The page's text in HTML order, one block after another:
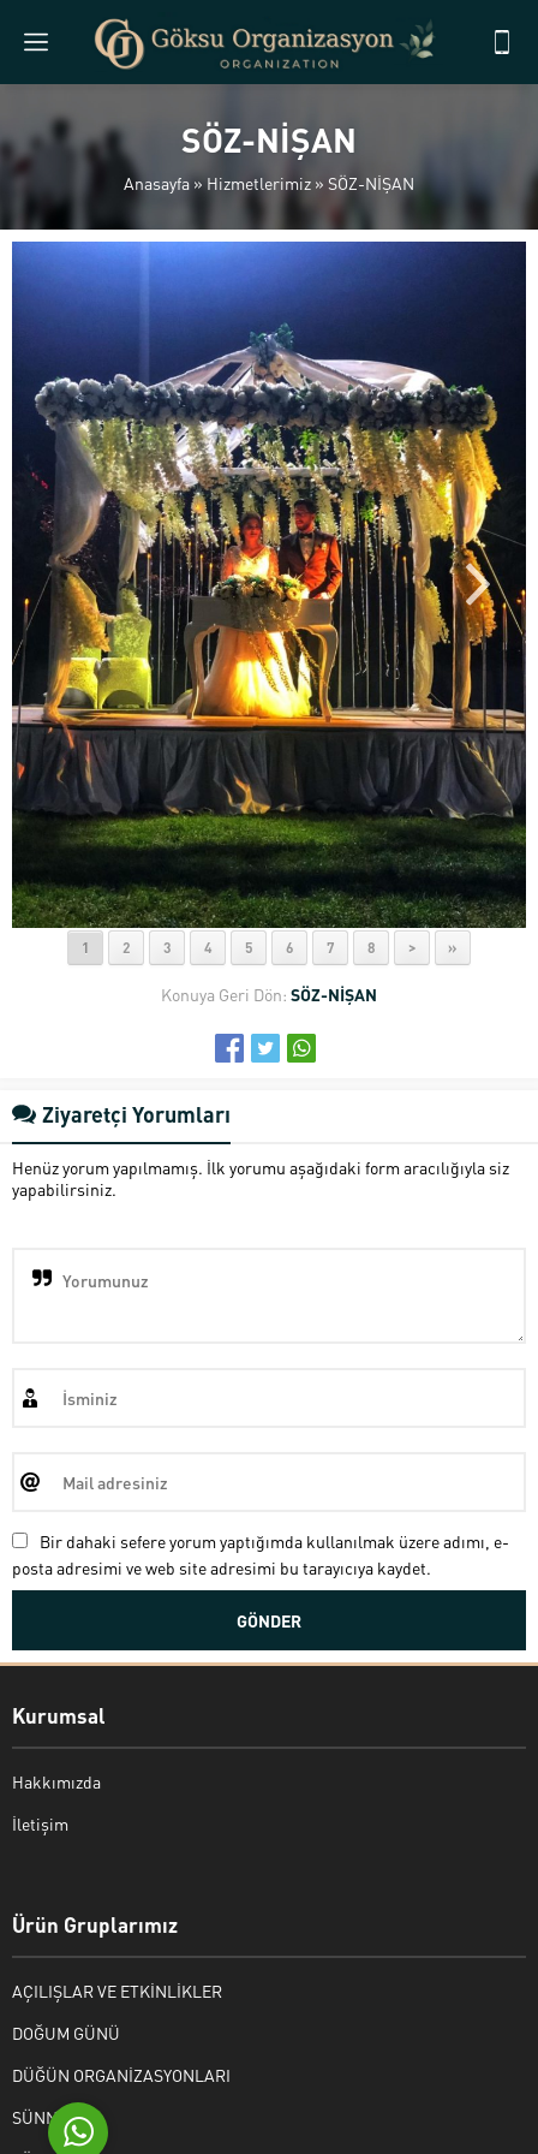
SÖZ-NİŞAN
Anasayfa »Hizmetlerimiz » SÖZ-NİŞAN
1 2 3 4 5 6 7 8 > »
Konuya Geri Dön: SÖZ-NİŞAN
Ziyaretçi Yorumları
Henüz yorum yapılmamış. İlk yorumu aşağıdaki form aracılığıyla siz
yapabilirsiniz.
Bir dahaki sefere yorum yaptığımda kullanılmak üzere adımı, e-
posta adresimi ve web site adresimi bu tarayıcıya kaydet.
Kurumsal
Hakkımızda
İletişim
Ürün Gruplarımız
AÇILIŞLAR VE ETKİNLİKLER
DOĞUM GÜNÜ
DÜĞÜN ORGANİZASYONLARI
SÜNNET